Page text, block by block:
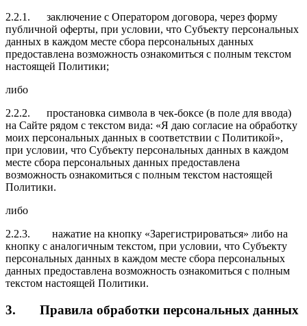
2.2.1.
заключение с Оператором договора, через форму
публичной оферты, при условии, что Субъекту персональных
данных в каждом месте сбора персональных данных
предоставлена возможность ознакомиться с полным текстом
настоящей Политики;
либо
2.2.2.
простановка символа в чек-боксе (в поле для ввода)
на Сайте рядом с текстом вида: «Я даю согласие на обработку
моих персональных данных в соответствии с Политикой»,
при условии, что Субъекту персональных данных в каждом
месте сбора персональных данных предоставлена
возможность ознакомиться с полным текстом настоящей
Политики.
либо
2.2.3.
нажатие на кнопку «Зарегистрироваться» либо на
кнопку с аналогичным текстом, при условии, что Субъекту
персональных данных в каждом месте сбора персональных
данных предоставлена возможность ознакомиться с полным
текстом настоящей Политики.
3. Правила обработки персональных данных